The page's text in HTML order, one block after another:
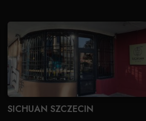
SICHUAN SZCZECIN